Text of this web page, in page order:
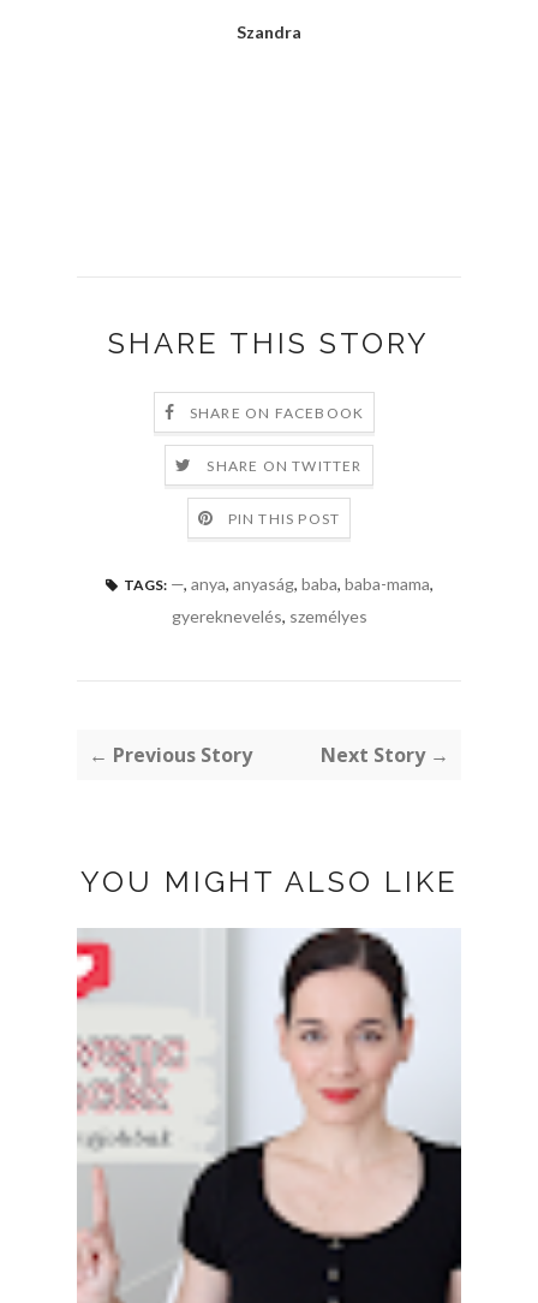
Szandra
SHARE THIS STORY
SHARE ON FACEBOOK
SHARE ON TWITTER
PIN THIS POST
TAGS: —, anya, anyaság, baba, baba-mama,
gyereknevelés, személyes
← Previous Story Next Story →
YOU MIGHT ALSO LIKE